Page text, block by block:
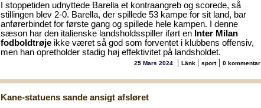
I stoppetiden udnyttede Barella et kontraangreb og scorede, så
stillingen blev 2-0. Barella, der spillede 53 kampe for sit land, bar
anførerbindet for første gang og spillede hele kampen. I denne
sæson har den italienske landsholdsspiller iført en Inter Milan
fodboldtrøje ikke været så god som forventet i klubbens offensiv,
men han opretholder stadig høj effektivitet på landsholdet.
25 Mars 2024 | Länk | sport| 0 kommentar
Kane-statuens sande ansigt afsløret